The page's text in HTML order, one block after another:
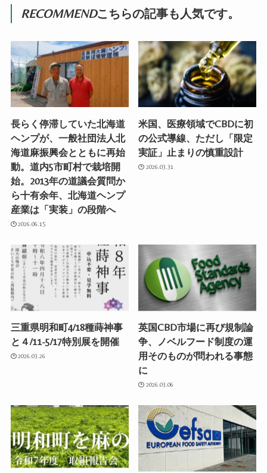
RECOMMENDこちらの記事も人気です。
長らく停滞していた北海道
ヘンプが、一般社団法人北
海道麻振興会とともに再始
動。道内5市町村で栽培開
始。2013年の道議会質問か
ら十有余年、北海道ヘンプ
産業は「実装」の段階へ
2026.06.15
米国、医療領域でCBDに初
の公式導線、ただし「限定
実証」止まりの慎重設計
2026.03.31
三重県明和町4/18種蒔神事
と４/11-5/17特別展を開催
2026.03.26
英国CBD市場に再び規制論
争、ノベルフード制度の運
用そのものが問われる事態
に
2026.03.06